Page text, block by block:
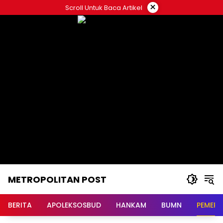
ke
Scroll Untuk Baca Artikel ×
METROPOLITAN POST
BERITA APOLEKSOSBUD HANKAM BUMN